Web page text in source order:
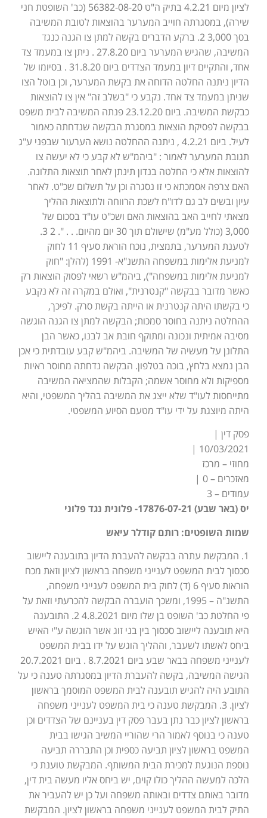
לציון מיום 4.2.21 בתיק ה"ט 56382-08-20 (כב' השופטת חני
שירה), במסגרתה חוייב המערער בהוצאות לטובת המשיבה
בסך 3,000 2. ברקע הדברים בקשה למתן צו הגנה כנגד
המשיבה, שהגיש המערער ביום 27.8.20 . ניתן צו במעמד צד
אחד, והתקיים דיון במעמד הצדדים ביום 31.8.20 . בסיומו של
הדיון ניתנה החלטה הדוחה את בקשת המערער, וכן בוטל הצו
שניתן במעמד צד אחד. נקבע כי "בשלב זה" אין צו להוצאות
כבקשת המשיבה. ביום 23.12.20 פנתה המשיבה לבית משפט
בבקשה לפסיקת הוצאות במסגרת הבקשה שנדחתה כאמור
לעיל. ביום 4.2.21 , ניתנה ההחלטה נושא הערעור שבפני ע"ג
תגובת המערער לאמור : "ביהמ"ש לא קבע כי לא יעשה צו
להוצאות אלא כי החלטה בנדון תינתן לאחר תוצאות התלונה.
האם צרפה אסמכתא כי זו נסגרה וכן על תשלום שכ"ט. לאחר
עיון ובשים לב גם לדו"ח לשכת הרווחה ולתוצאות ההליך
מצאתי לחייב האב בהוצאות האם ושכ"ט עו"ד בסכום של
3,000 (כולל מע"מ) שישולם תוך 30 יום מהיום. . . ". 2 3.
לטענת המערער, בתמצית, נוכח הוראת סעיף 11 לחוק
למניעת אלימות במשפחה התשנ"א- 1991 (להלן: "חוק
למניעת אלימות במשפחה"), ביהמ"ש רשאי לפסוק הוצאות רק
כאשר מדובר בבקשה "קנטרנית", ואולם במקרה זה לא נקבע
כי בקשתו היתה קנטרנית או הייתה בקשת סרק. לפיכך,
ההחלטה ניתנה בחוסר סמכות; הבקשה למתן צו הגנה הוגשה
מסיבה אמיתית ונכונה ומתוקף חובת אב לבנו, כאשר הבן
התלונן על מעשיה של המשיבה. ביהמ"ש קבע עובדתית כי אכן
הבן נמצא בלחץ, בוכה בטלפון. הבקשה נדחתה מחוסר ראיות
מספיקות ולא מחוסר אשמה; הקבלות שהמציאה המשיבה
מתייחסות לעו"ד שלא ייצג את המשיבה בהליך המשפטי, והיא
היתה מיוצגת על ידי עו"ד מטעם הסיוע המשפטי.
פסק דין |
10/03/2021 |
מחוזי – מרכז
מאזכרים – 0 |
עמודים – 3
יס (באר שבע) 17876-07-21- פלונית נגד פלוני
שמות השופטים: רותם קודלר עיאש
1. המבקשת עתרה בבקשה להעברת הדיון בתובענה ליישוב
סכסוך לבית המשפט לענייני משפחה בראשון לציון וזאת מכח
הוראות סעיף 6 (ד) לחוק בית המשפט לענייני משפחה,
התשנ"ה – 1995, ומשכך הועברה הבקשה להכרעתי וזאת על
פי החלטת כב' השופט בן שלו מיום 4.8.2021 2. התובענה
היא תובענה ליישוב סכסוך בין בני זוג אשר הוגשה ע"י האיש
ביחס לאשתו לשעבר, וההליך הוגש על ידו בבית המשפט
לענייני משפחה בבאר שבע ביום 8.7.2021 . ביום 20.7.2021
הגישה המשיבה, בקשה להעברת הדיון במסגרתה טענה כי על
התובע היה להגיש תובענה לבית המשפט המוסמך בראשון
לציון. 3. המבקשת טענה כי בית המשפט לענייני משפחה
בראשון לציון כבר נתן בעבר פסק דין בעניינם של הצדדים וכן
טענה כי בנוסף לאמור הרי שהוריי המשיב הגישו בבית
המשפט בראשון לציון תביעה כספית וכן התבררה תביעה
נוספת הנוגעת למכירת הבית המשותף. המבקשת טוענת כי
הלכה למעשה ההליך כולו קוים, יש ביחס אליו מעשה בית דין,
מדובר באותם צדדים ובאותה משפחה ועל כן יש להעביר את
התיק לבית המשפט לענייני משפחה בראשון לציון. המבקשת